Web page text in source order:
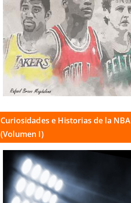
Curiosidades e Historias de la NBA
(Volumen I)